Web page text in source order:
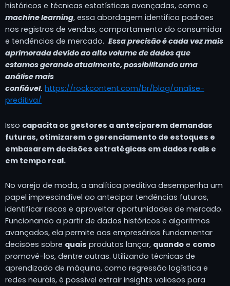
históricos e técnicas estatísticas avançadas, como o
machine learning, essa abordagem identifica padrões
nos registros de vendas, comportamento do consumidor
e tendências de mercado. Essa precisão é cada vez mais
aprimorada devido ao alto volume de dados que
estamos gerando atualmente, possibilitando uma
análise mais
confiável. https://rockcontent.com/br/blog/analise-
preditiva/
Isso capacita os gestores a anteciparem demandas
futuras, otimizarem o gerenciamento de estoques e
embasarem decisões estratégicas em dados reais e
em tempo real.
No varejo de moda, a analítica preditiva desempenha um
papel imprescindível ao antecipar tendências futuras,
identificar riscos e aproveitar oportunidades de mercado.
Funcionando a partir de dados históricos e algoritmos
avançados, ela permite aos empresários fundamentar
decisões sobre quais produtos lançar, quando e como
promovê-los, dentre outras. Utilizando técnicas de
aprendizado de máquina, como regressão logística e
redes neurais, é possível extrair insights valiosos para